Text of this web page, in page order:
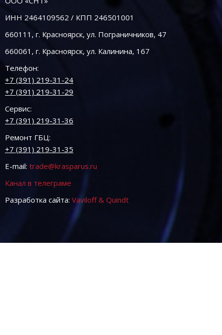
ИНН 2464109562 / КПП 246501001
660111, г. Красноярск, ул. Пограничников, 47
660061, г. Красноярск, ул. Калинина, 167
Телефон:
+7 (391) 219-31-24
+7 (391) 219-31-29
Сервис:
+7 (391) 219-31-36
Ремонт ГБЦ:
+7 (391) 219-31-35
E-mail: trade@krasparus.ru
Канал в телеграме
Разработка сайта: Vaviloff & Quindt